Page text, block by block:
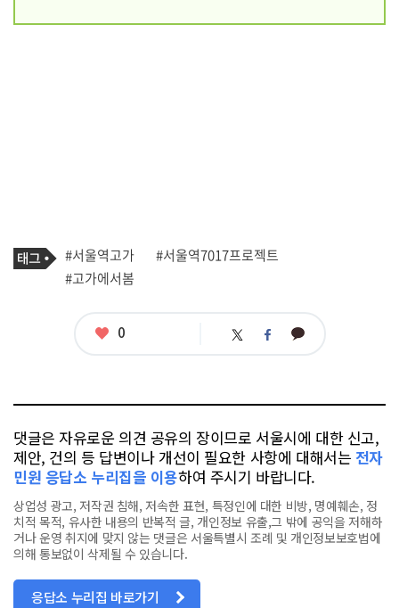
기
사
관
련
태
그
#서울역고가
#서울역7017프로젝트
#고가에서봄
좋
0 트 페 카
댓글은 자유로운 의견 공유의 장이므로 서울시에 대한 신고,
제안, 건의 등 답변이나 개선이 필요한 사항에 대해서는 전자
민원 응답소 누리집을 이용하여 주시기 바랍니다.
상업성 광고, 저작권 침해, 저속한 표현, 특정인에 대한 비방, 명예훼손, 정
치적 목적, 유사한 내용의 반복적 글, 개인정보 유출,그 밖에 공익을 저해하
거나 운영 취지에 맞지 않는 댓글은 서울특별시 조례 및 개인정보보호법에
의해 통보없이 삭제될 수 있습니다.
응답소 누리집 바로가기